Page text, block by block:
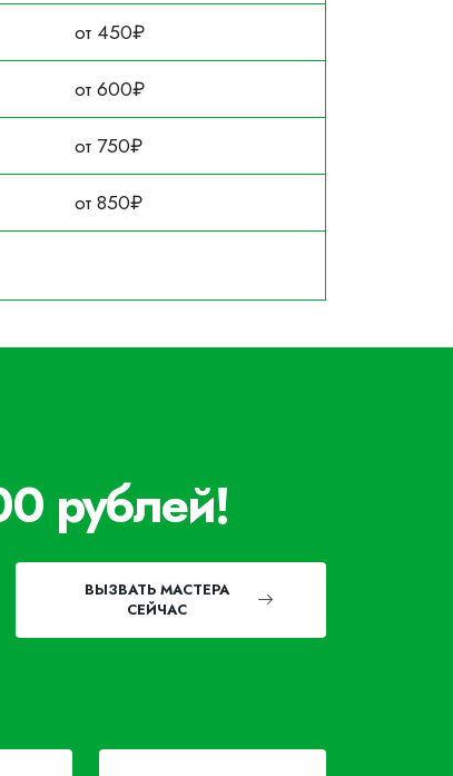
от 450₽
от 600₽
от 750₽
от 850₽
рублей!
ВЫЗВАТЬ МАСТЕРА
СЕЙЧАС